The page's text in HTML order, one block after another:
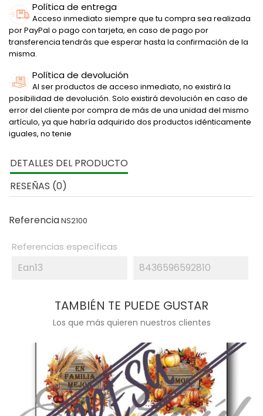
Política de entrega
Acceso inmediato siempre que tu compra sea realizada
por PayPal o pago con tarjeta, en caso de pago por
transferencia tendrás que esperar hasta la confirmación de la
misma.
Política de devolución
Al ser productos de acceso inmediato, no existirá la
posibilidad de devolución. Solo existirá devolución en caso de
error del cliente por compra de más de una unidad del mismo
artículo, ya que habría adquirido dos productos idénticamente
iguales, no tenie
DETALLES DEL PRODUCTO
RESEÑAS (0)
ReferenciaNS2100
Referencias específicas
Ean13 8436596592810
TAMBIÉN TE PUEDE GUSTAR
Los que más quieren nuestros clientes